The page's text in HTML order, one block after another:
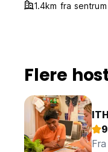
1.4km fra sentrum
Flere